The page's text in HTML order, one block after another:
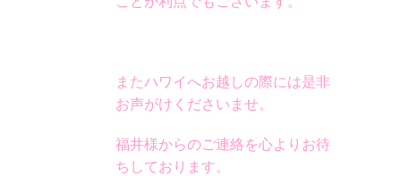
またハワイへお越しの際には是非
お声がけくださいませ。
福井様からのご連絡を心よりお待
ちしております。